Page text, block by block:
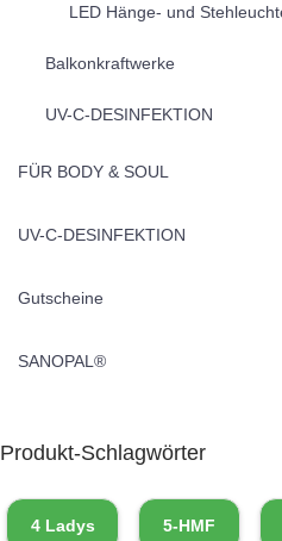
LED Hänge- und
Balkonkraftwerke
UV-C-DESINFEKTION
FÜR BODY & SOUL
UV-C-DESINFEKTION
Gutscheine
SANOPAL®
Produkt-Schlagwörter
4 Ladys 5-HMF